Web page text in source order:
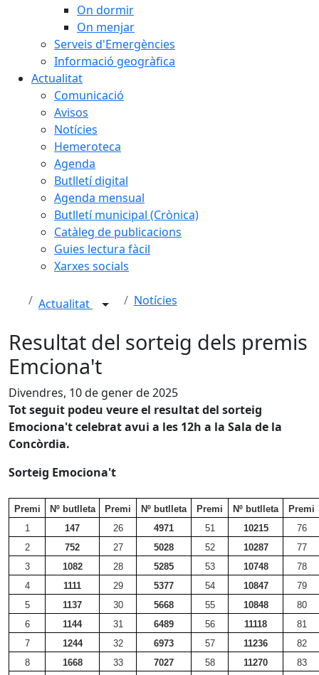
On dormir
On menjar
Serveis d'Emergències
Informació geogràfica
Actualitat
Comunicació
Avisos
Notícies
Hemeroteca
Agenda
Butlletí digital
Agenda mensual
Butlletí municipal (Crònica)
Catàleg de publicacions
Guies lectura fàcil
Xarxes socials
Actualitat Notícies
Resultat del sorteig dels premis
Emciona't
Divendres, 10 de gener de 2025
Tot seguit podeu veure el resultat del sorteig
Emociona't celebrat avui a les 12h a la Sala de la
Concòrdia.
Sorteig Emociona't
Premi Nº butlleta Premi Nº butlleta Premi Nº butlleta
Premi
1
147 26 4971 51 10215
76
2
752 27 5028 52 10287
77
3
1082 28 5285 53 10748
78
4
1111 29 5377 54 10847
79
5
1137 30 5668 55 10848
80
6
1144 31 6489 56 11118
81
7
1244 32 6973 57 11236
82
8
1668 33 7027 58 11270
83